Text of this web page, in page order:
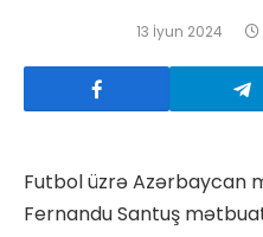
13 İyun 2024
Futbol üzrə Azərbaycan
Fernandu Santuş